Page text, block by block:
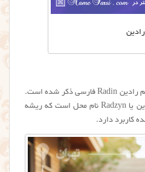
رادین
در منابع غیر ایرانی هم ریشه اسم رادین Radin فارسی ذکر شده است.
اما همانطور که در بالا گفتیم، رادین یا Radzyn نام محل است که ریشه
کاربرد دارد.